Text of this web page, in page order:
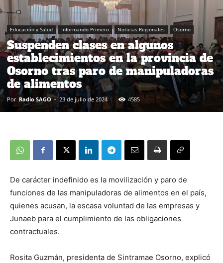
Educación y Salud Informando Primero Noticias Regionales Osorno
Suspenden clases en algunos
establecimientos en la provincia de
Osorno tras paro de manipuladoras
de alimentos
Por Radio SAGO - 23 de julio de 2024 4585
De carácter indefinido es la movilización y paro de
funciones de las manipuladoras de alimentos en el país,
quienes acusan, la escasa voluntad de las empresas y
Junaeb para el cumplimiento de las obligaciones
contractuales.
Rosita Guzmán, presidenta de Sintramae Osorno, explicó